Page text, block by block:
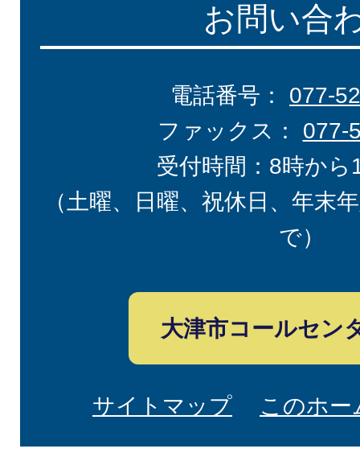
お問い合
電話番号： 077-
ファックス： 077-
受付時間：8時から
（土曜、日曜、祝休日、年末
で）
大津市コールセン
サイトマップ このホ